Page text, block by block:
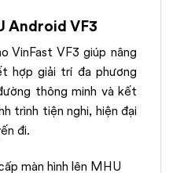
Android VF3
VinFast VF3 giúp nâng
hợp giải trí đa phương
thông minh và kết
trình tiện nghi, hiện đại
đi.
màn hình lên MHU